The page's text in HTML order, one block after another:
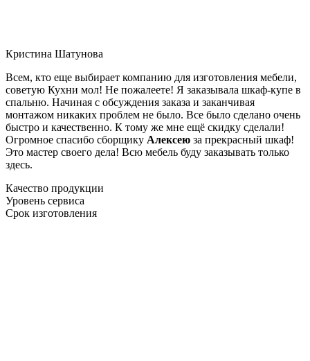
Кристина Шатунова
Всем, кто еще выбирает компанию для изготовления мебели,
советую Кухни мол! Не пожалеете! Я заказывала шкаф-купе в
спальню. Начиная с обсуждения заказа и заканчивая
монтажом никаких проблем не было. Все было сделано очень
быстро и качественно. К тому же мне ещё скидку сделали!
Огромное спасибо сборщику Алексею за прекрасный шкаф!
Это мастер своего дела! Всю мебель буду заказывать только
здесь.
Качество продукции
Уровень сервиса
Срок изготовления